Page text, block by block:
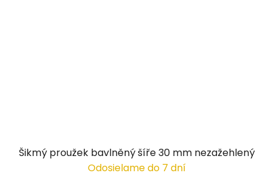
Šikmý proužek bavlněný šíře 30 mm nezažehlený
Odosielame do 7 dní